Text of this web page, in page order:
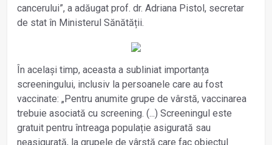
cancerului”, a adăugat prof. dr. Adriana Pistol, secretar
de stat în Ministerul Sănătății.
În același timp, aceasta a subliniat importanța
screeningului, inclusiv la persoanele care au fost
vaccinate: „Pentru anumite grupe de vârstă, vaccinarea
trebuie asociată cu screening. (...) Screeningul este
gratuit pentru întreaga populație asigurată sau
neasigurată, la grupele de vârstă care fac obiectul